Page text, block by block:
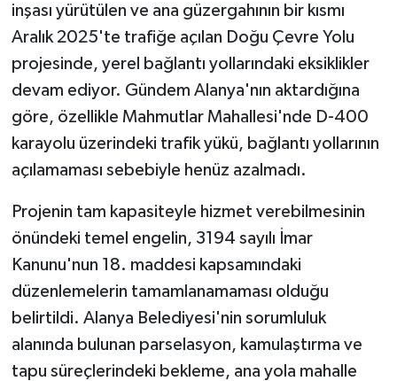
inşası yürütülen ve ana güzergahının bir kısmı
Aralık 2025'te trafiğe açılan Doğu Çevre Yolu
projesinde, yerel bağlantı yollarındaki eksiklikler
devam ediyor. Gündem Alanya'nın aktardığına
göre, özellikle Mahmutlar Mahallesi'nde D-400
karayolu üzerindeki trafik yükü, bağlantı yollarının
açılamaması sebebiyle henüz azalmadı.
Projenin tam kapasiteyle hizmet verebilmesinin
önündeki temel engelin, 3194 sayılı İmar
Kanunu'nun 18. maddesi kapsamındaki
düzenlemelerin tamamlanamaması olduğu
belirtildi. Alanya Belediyesi'nin sorumluluk
alanında bulunan parselasyon, kamulaştırma ve
tapu süreçlerindeki bekleme, ana yola mahalle